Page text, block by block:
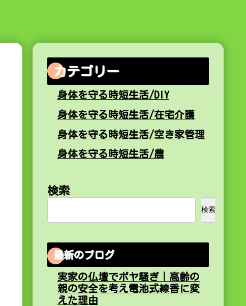
カテゴリー
身体を守る時短生活/DIY
身体を守る時短生活/在宅介護
身体を守る時短生活/空き家管理
身体を守る時短生活/農
検索
検索
最新のブログ
実家の仏壇でボヤ騒ぎ｜高齢の
親の安全を考え電池式線香に変
えた理由